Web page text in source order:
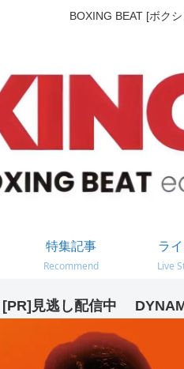
BOXING BEAT [ボク
特集記事
Recommend
ラ
Live
[PR]見逃し配信中